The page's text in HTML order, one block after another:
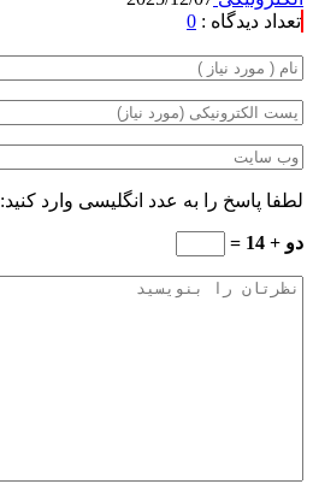
تعداد دیدگاه : 0
لطفا پاسخ را به عدد انگلیسی وارد کنید:
دو + 14 =